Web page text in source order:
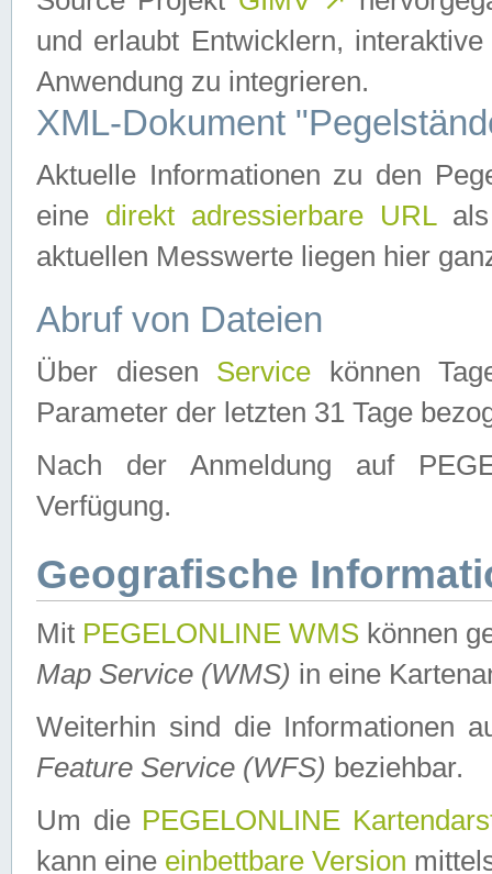
und erlaubt Entwicklern,
Anwendung zu integrieren.
XML-Dokument
Aktuelle Informationen zu den
eine direkt adressierbare URLals
aktuellen Messwerte liegen hier
Abruf von Dateien
Über diesen Service können
Parameter der letzten 31 Tage
Nach der Anmeldung auf
Verfügung.
Geografische
Mit PEGELONLINE WMS können
Map Service (WMS) in eine
Weiterhin sind die Informationen
Feature Service (WFS) beziehbar.
Um die PEGELONLINE
kann eine einbettbare Version